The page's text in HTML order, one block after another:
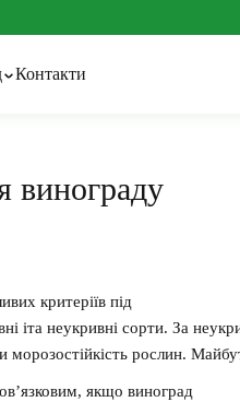
Контакти
винограду
критеріїв під
іта неукривні сорти. За
морозостійкість рослин.
якщо виноград